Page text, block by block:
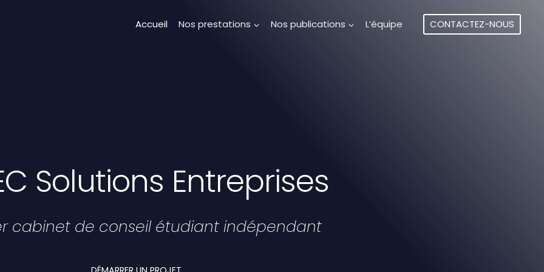
Accueil Nos prestations Nos publications L’équipe CONTACTEZ-NOUS
Solutions Entreprises
cabinet de conseil étudiant indépendant